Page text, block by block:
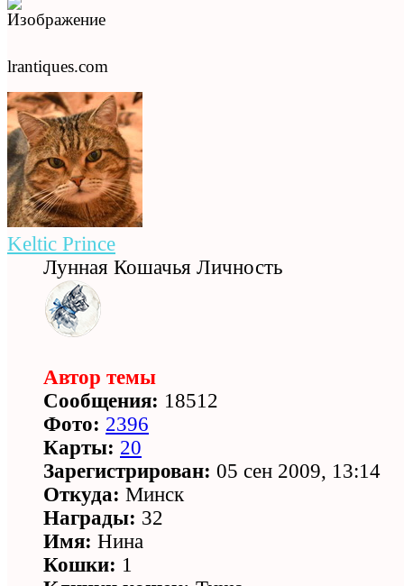
lrantiques.com
Keltic Prince
Лунная Кошачья Личность
Автор темы
Сообщения: 18512
Фото: 2396
Карты: 20
Зарегистрирован: 05 сен 2009, 13:14
Откуда: Минск
Награды: 32
Имя: Нина
Кошки: 1